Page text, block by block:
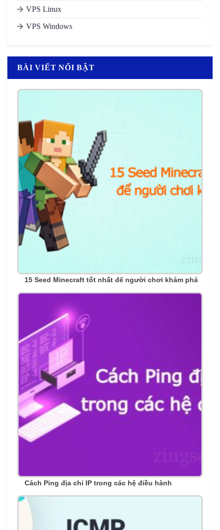
VPS Linux
VPS Windows
BÀI VIẾT NỔI BẬT
15 Seed Minecraft tốt nhất để người chơi khám phá
Cách Ping địa chỉ IP trong các hệ điều hành